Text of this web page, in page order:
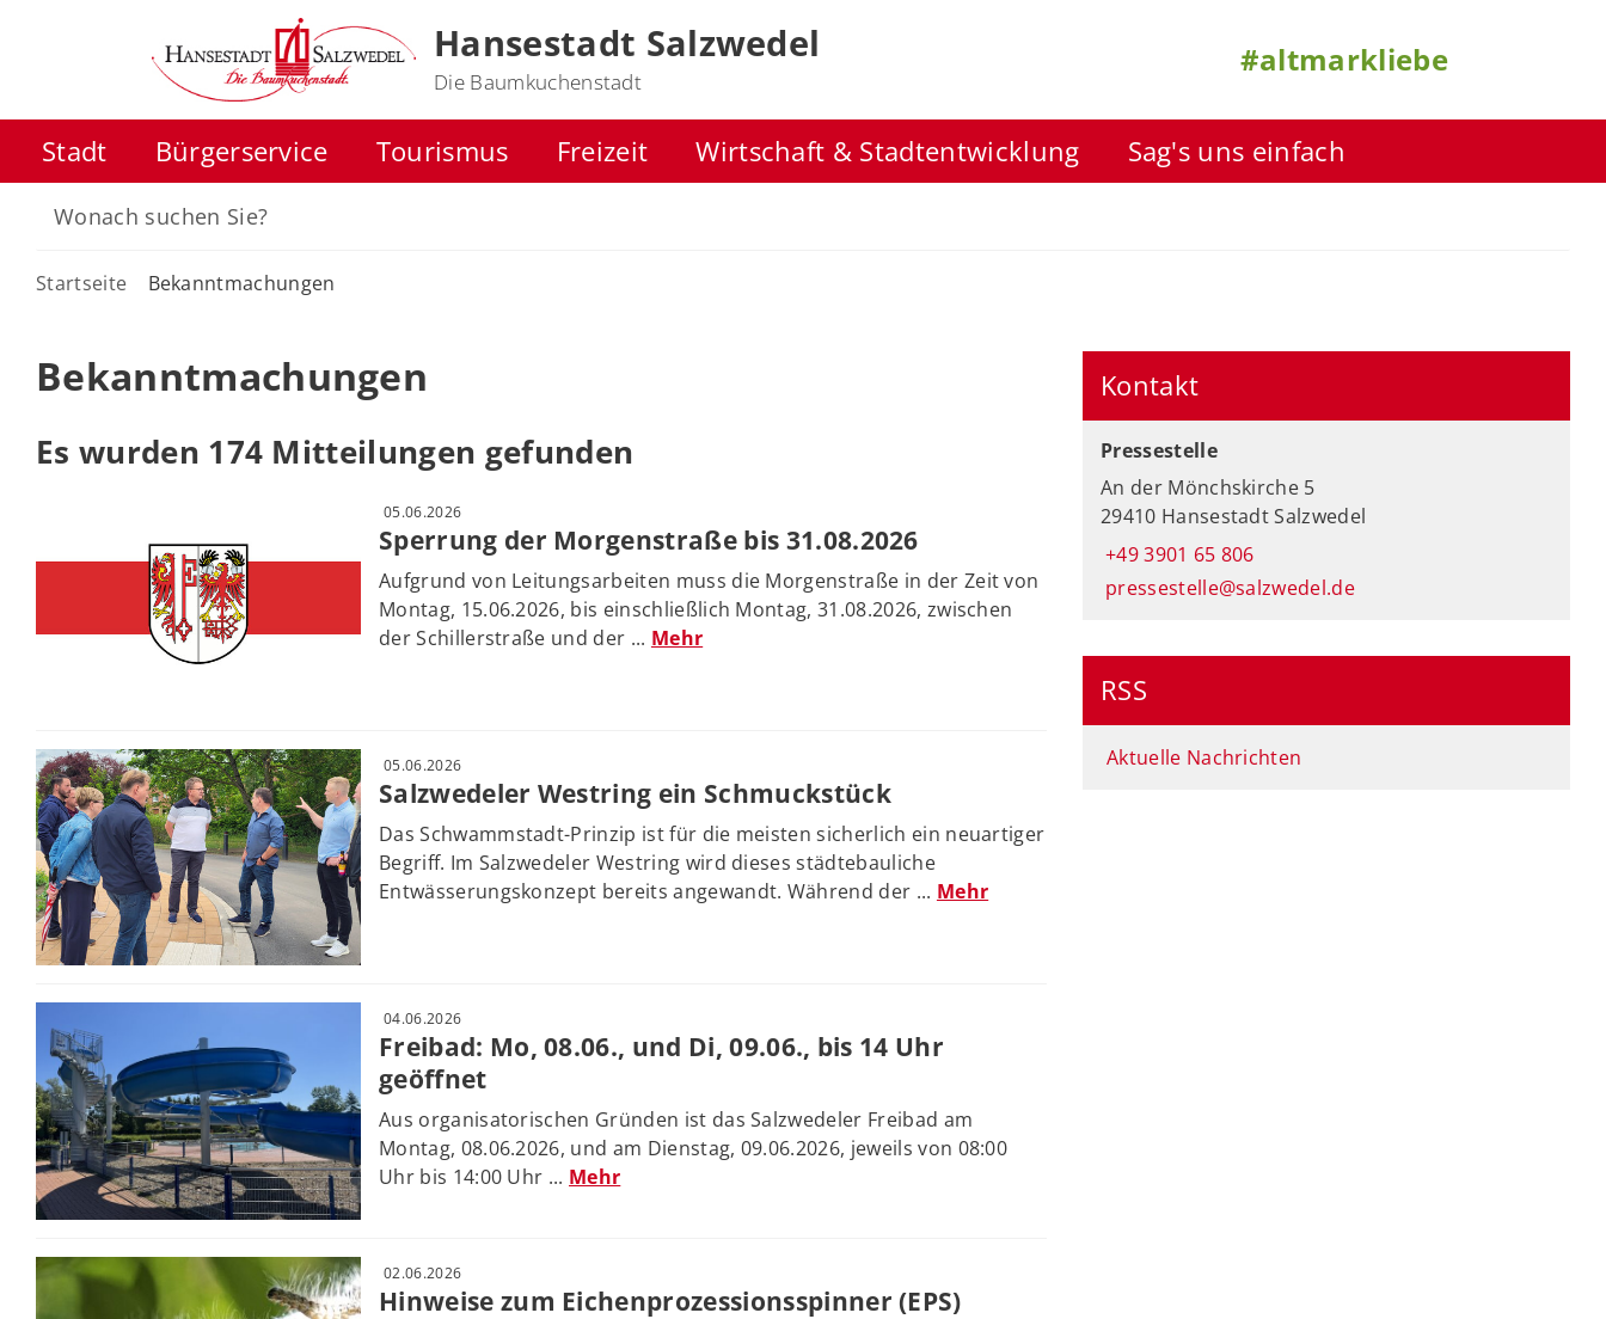
Hansestadt Salzwedel
Die Baumkuchenstadt
#altmarkliebe
Stadt Bürgerservice Tourismus Freizeit Wirtschaft & Stadtentwicklung Sag's uns einfach
Startseite Bekanntmachungen
Bekanntmachungen
Es wurden 174 Mitteilungen gefunden
05.06.2026
Sperrung der Morgenstraße bis 31.08.2026
Aufgrund von Leitungsarbeiten muss die Morgenstraße in der Zeit von
Montag, 15.06.2026, bis einschließlich Montag, 31.08.2026, zwischen
der Schillerstraße und der ... Mehr
05.06.2026
Salzwedeler Westring ein Schmuckstück
Das Schwammstadt-Prinzip ist für die meisten sicherlich ein neuartiger
Begriff. Im Salzwedeler Westring wird dieses städtebauliche
Entwässerungskonzept bereits angewandt. Während der ... Mehr
04.06.2026
Freibad: Mo, 08.06., und Di, 09.06., bis 14 Uhr
geöffnet
Aus organisatorischen Gründen ist das Salzwedeler Freibad am
Montag, 08.06.2026, und am Dienstag, 09.06.2026, jeweils von 08:00
Uhr bis 14:00 Uhr ... Mehr
02.06.2026
Hinweise zum Eichenprozessionsspinner (EPS)
Kontakt
Pressestelle
An der Mönchskirche 5
29410 Hansestadt Salzwedel
+49 3901 65 806
pressestelle@salzwedel.de
RSS
Aktuelle Nachrichten